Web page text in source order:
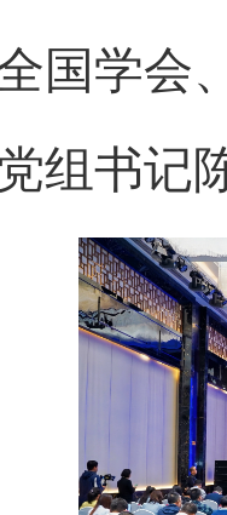
国学会
组书记